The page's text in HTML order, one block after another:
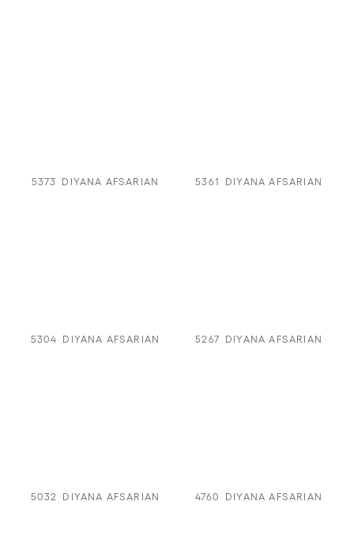
5373 DIYANA AFSARIAN 5361 DIYANA AFSARIAN
5304 DIYANA AFSARIAN 5267 DIYANA AFSARIAN
5032 DIYANA AFSARIAN 4760 DIYANA AFSARIAN